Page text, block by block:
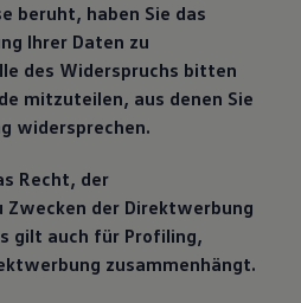
beruht, haben Sie das
Ihrer Daten zu
des Widerspruchs bitten
mitzuteilen, aus denen Sie
widersprechen.
Recht, der
der Direktwerbung
gilt auch für Profiling,
zusammenhängt.